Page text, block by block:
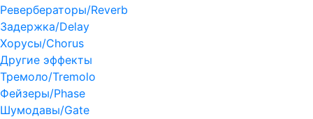
Ревербераторы/Reverb
Задержка/Delay
Хорусы/Chorus
Другие эффекты
Тремоло/Tremolo
Фейзеры/Phase
Шумодавы/Gate